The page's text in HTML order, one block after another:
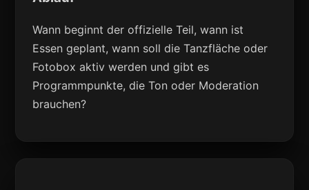
Wann beginnt der offizielle Teil, wann ist
Essen geplant, wann soll die Tanzfläche oder
Fotobox aktiv werden und gibt es
Programmpunkte, die Ton oder Moderation
brauchen?